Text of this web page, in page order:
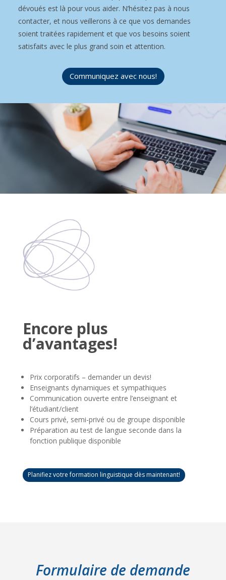
dévoués est là pour vous aider. N’hésitez pas à nous
contacter, et nous veillerons à ce que vos demandes
soient traitées rapidement et que vos besoins soient
satisfaits avec le plus grand soin et attention.
Communiquez avec nous!
Encore plus
d’avantages!
Prix corporatifs – demander un devis!
Enseignants dynamiques et sympathiques
Communication ouverte entre l’enseignant et
l’étudiant/client
Cours privé, semi-privé ou de groupe disponible
Préparation au test de langue seconde dans la
fonction publique disponible
Planifiez votre formation linguistique dès maintenant!
Formulaire de demande